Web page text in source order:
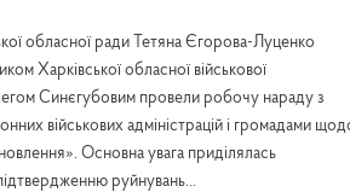
обласної ради Тетяна Єгорова-Луценко
Харківської обласної військової
Синєгубовим провели робочу нараду з
військових адміністрацій і громадами
Основна увага приділялась
руйнувань...